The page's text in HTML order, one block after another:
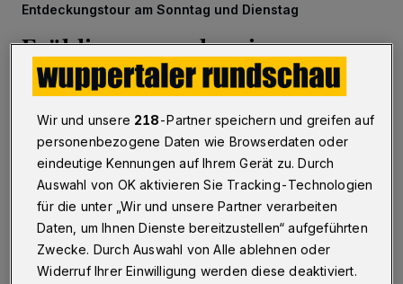
Entdeckungstour am Sonntag und Dienstag
Frühlingserwachen im
Botanischen Garten
Wuppertal·Mit den ersten warmen Sonnenstrahlen
zeigt sich der Botanische Garten auf der Wuppertaler
Hardt von seiner schönsten Seite: Krokusse recken ihre
Köpfe aus der Erde, Narzissen leuchten in sattem Gelb,
und die Natur erwacht aus ihrem Winterschlaf. Wer die
farbenfrohe Blütenpracht hautnah erleben möchte, hat
an zwei Terminen die Gelegenheit dazu.
Wir und unsere 218-Partner speichern und greifen auf
personenbezogene Daten wie Browserdaten oder
eindeutige Kennungen auf Ihrem Gerät zu. Durch
Auswahl von OK aktivieren Sie Tracking-Technologien
für die unter „Wir und unsere Partner verarbeiten
Daten, um Ihnen Dienste bereitzustellen“ aufgeführten
Zwecke. Durch Auswahl von Alle ablehnen oder
Widerruf Ihrer Einwilligung werden diese deaktiviert.